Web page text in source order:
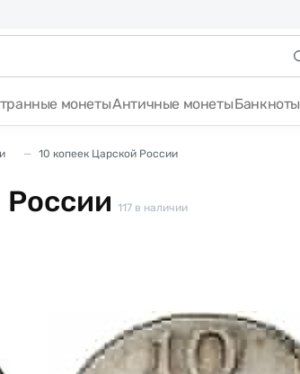
монетыАнтичные монетыБанкноты
10 копеек Царской России
России 117 в наличии